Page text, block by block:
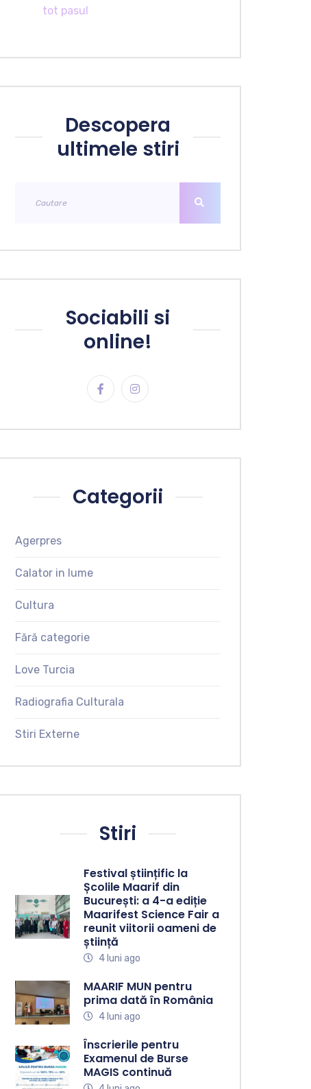
tot pasul
Descopera
ultimele stiri
Sociabili si
online!
Categorii
Agerpres
Calator in lume
Cultura
Fără categorie
Love Turcia
Radiografia Culturala
Stiri Externe
Stiri
Festival științific la
Școlile Maarif din
București: a 4-a ediție
Maarifest Science Fair a
reunit viitorii oameni de
știință
4 luni ago
MAARIF MUN pentru
prima dată în România
4 luni ago
Înscrierile pentru
Examenul de Burse
MAGIS continuă